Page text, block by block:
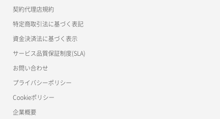
公開API(ConoHa VPS Ver.2.0)
契約代理店規約
特定商取引法に基づく表記
資金決済法に基づく表示
サービス品質保証制度(SLA)
お問い合わせ
プライバシーポリシー
Cookieポリシー
企業概要